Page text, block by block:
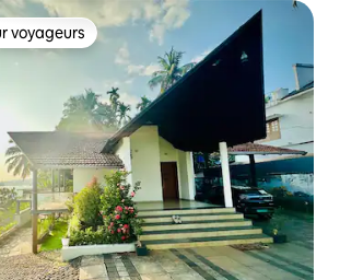
les plus appréciés
voyageurs